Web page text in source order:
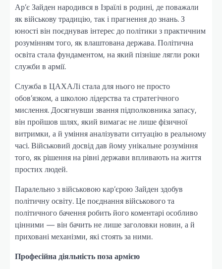
Ар’є Зайден народився в Ізраїлі в родині, де поважали
як військову традицію, так і прагнення до знань. З
юності він поєднував інтерес до політики з практичним
розумінням того, як влаштована держава. Політична
освіта стала фундаментом, на який пізніше лягли роки
служби в армії.
Служба в ЦАХАЛі стала для нього не просто
обов’язком, а школою лідерства та стратегічного
мислення. Досягнувши звання підполковника запасу,
він пройшов шлях, який вимагає не лише фізичної
витримки, а й уміння аналізувати ситуацію в реальному
часі. Військовий досвід дав йому унікальне розуміння
того, як рішення на рівні держави впливають на життя
простих людей.
Паралельно з військовою кар’єрою Зайден здобув
політичну освіту. Це поєднання військового та
політичного бачення робить його коментарі особливо
цінними — він бачить не лише заголовки новин, а й
приховані механізми, які стоять за ними.
Професійна діяльність поза армією